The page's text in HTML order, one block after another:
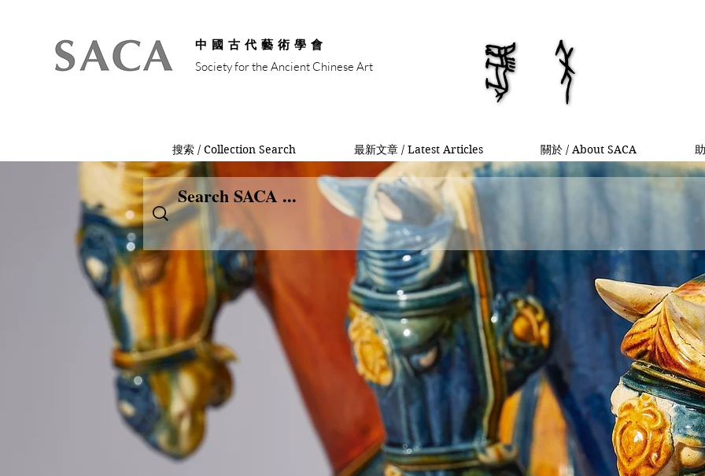
中國古代藝術學會
Society for the Ancient Chinese Art 馬年
馬年
搜索 / Collection Search 最新文章 / Latest Articles 關於 / About SACA